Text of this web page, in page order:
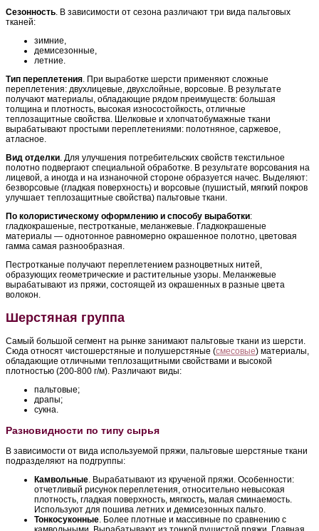
Сезонность. В зависимости от сезона различают три вида пальтовых
тканей:
зимние,
демисезонные,
летние.
Тип переплетения. При выработке шерсти применяют сложные
переплетения: двухлицевые, двухслойные, ворсовые. В результате
получают материалы, обладающие рядом преимуществ: большая
толщина и плотность, высокая износостойкость, отличные
теплозащитные свойства. Шелковые и хлопчатобумажные ткани
вырабатывают простыми переплетениями: полотняное, саржевое,
атласное.
Вид отделки. Для улучшения потребительских свойств текстильное
полотно подвергают специальной обработке. В результате ворсования на
лицевой, а иногда и на изнаночной стороне образуется начес. Выделяют:
безворсовые (гладкая поверхность) и ворсовые (пушистый, мягкий покров
улучшает теплозащитные свойства) пальтовые ткани.
По колористическому оформлению и способу выработки:
гладкокрашеные, пестротканые, меланжевые. Гладкокрашеные
материалы — однотонное равномерно окрашенное полотно, цветовая
гамма самая разнообразная.
Пестротканые получают переплетением разноцветных нитей,
образующих геометрические и растительные узоры. Меланжевые
вырабатывают из пряжи, состоящей из окрашенных в разные цвета
волокон.
Шерстяная группа
Самый большой сегмент на рынке занимают пальтовые ткани из шерсти.
Сюда относят чистошерстяные и полушерстяные (смесовые) материалы,
обладающие отличными теплозащитными свойствами и высокой
плотностью (200-800 г/м). Различают виды:
пальтовые;
драпы;
сукна.
Разновидности по типу сырья
В зависимости от вида используемой пряжи, пальтовые шерстяные ткани
подразделяют на подгруппы:
Камвольные. Вырабатывают из крученой пряжи. Особенности:
отчетливый рисунок переплетения, относительно невысокая
плотность, гладкая поверхность, мягкость, малая сминаемость.
Используют для пошива летних и демисезонных пальто.
Тонкосуконные. Более плотные и массивные по сравнению с